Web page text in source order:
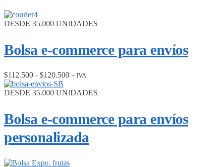
DESDE 35.000 UNIDADES
Bolsa e-commerce para envíos
$112.500 - $120.500Rango
precios:
hasta
$120.500
+ IVA
DESDE 35.000 UNIDADES
Bolsa e-commerce para envíos
personalizada